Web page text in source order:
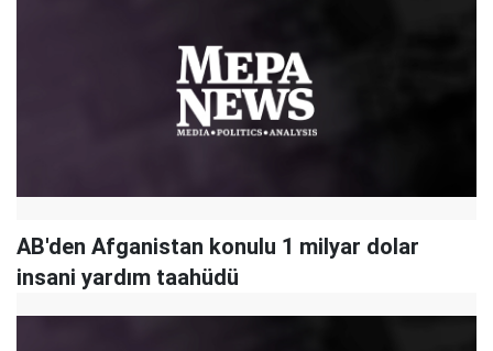
AB'den Afganistan konulu 1 milyar dolar
insani yardım taahüdü